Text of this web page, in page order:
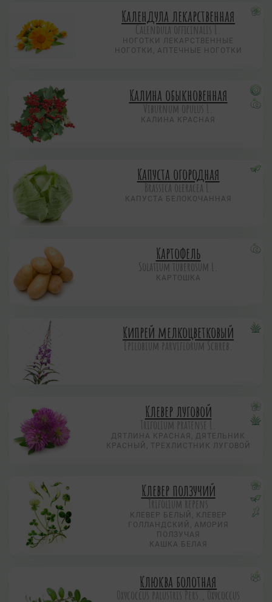
Календула лекарственная
Calendula officinalis L.
НОГОТКИ ЛЕКАРСТВЕННЫЕ
НОГОТКИ, АПТЕЧНЫЕ НОГОТКИ
Калина обыкновенная
Viburnum opulus L.
КАЛИНА КРАСНАЯ
Капуста огородная
Brassica oleracea L.
КАПУСТА БЕЛОКОЧАННАЯ
Картофель
Solatium tuberosum L.
КАРТОШКА
Кипрей мелкоцветковый
Epilobium parviflorum Schreb.
Клевер луговой
Trifolium pratense L.
ДЯТЛИНА КРАСНАЯ, ДЯТЕЛЬНИК
КРАСНЫЙ, ТРЕХЛИСТНИК ЛУГОВОЙ
Клевер ползучий
Trifolium repens
КЛЕВЕР БЕЛЫЙ, КЛЕВЕР
ГОЛЛАНДСКИЙ, АМОРИЯ
ПОЛЗУЧАЯ
КАШКА БЕЛАЯ
Клюква болотная
Охусоccus palustris Pers., Охусоccus